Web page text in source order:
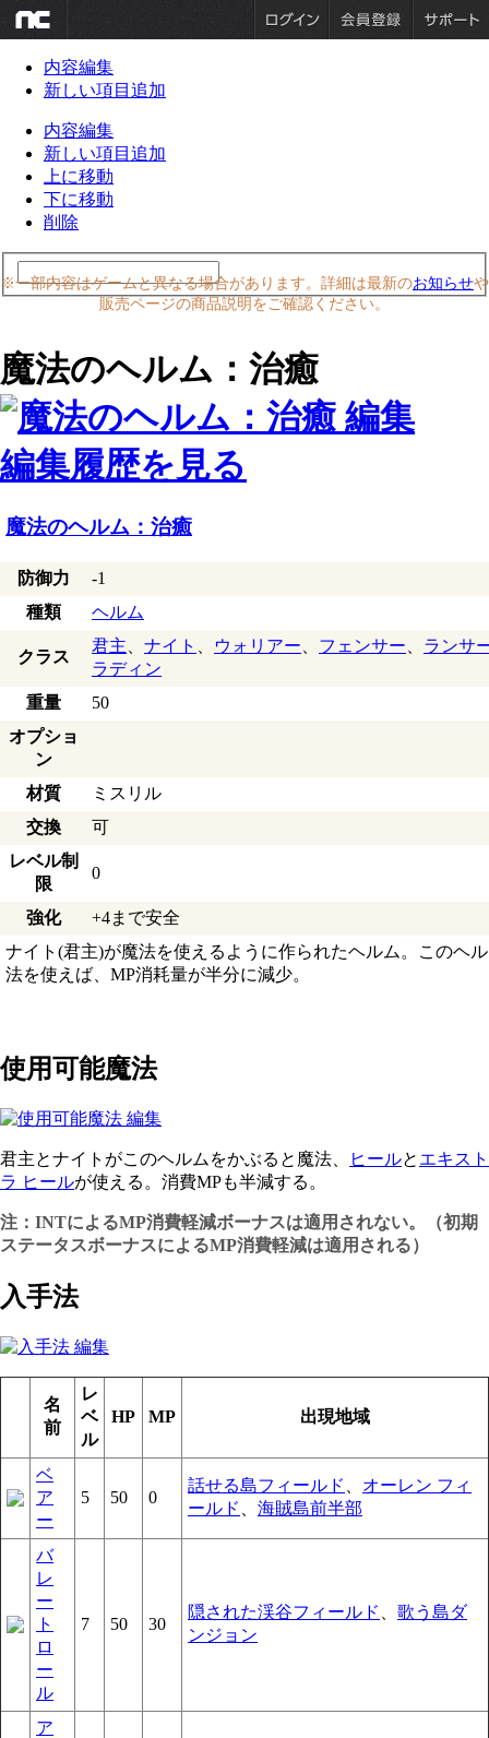
内容編集
新しい項目追加
内容編集
新しい項目追加
上に移動
下に移動
削除
※一部内容はゲームと異なる場合があります。詳細は最新のお知らせや
販売ページの商品説明をご確認ください。
魔法のヘルム：治癒
編集履歴を見る
魔法のヘルム：治癒
防御力
-1
種類
ヘルム
クラス
君主 ナイト ウォリアー フェンサー
ランサ
ラディン
重量
50
オプショ
ン
材質
ミスリル
交換
可
レベル制
限
0
強化
+4まで安全
ナイト(君主)が魔法を使えるように作られたヘルム。このヘ
法を使えば、MP消耗量が半分に減少。
使用可能魔法
君主とナイトがこのヘルムをかぶると魔法、 ヒールと エキスト
ラ ヒールが使える。消費MPも半減する。
注：INTによるMP消費軽減ボーナスは適用されない。（初期
ステータスボーナスによるMP消費軽減は適用される）
入手法
名
前
レ
ベ
ル
HP MP 出現地域
ベ
ア
ー
5 50 0
話せる島フィールド
オーレン フィ
ールド
海賊島前半部
バ
レ
ー
ト
ロ
ー
ル
7 50 30
隠された渓谷フィールド
歌う島ダ
ンジョン
ア